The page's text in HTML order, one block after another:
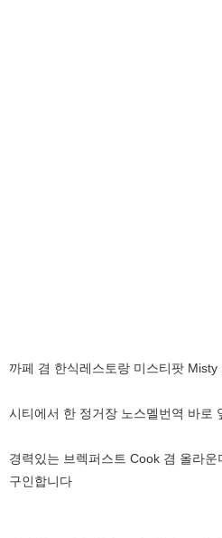
까페 겸 한식레스토랑 미스티팟 Misty
시티에서 한 정거장 노스멜번역 바로
경력있는 브렉퍼스트 Cook 겸 올라
구인합니다